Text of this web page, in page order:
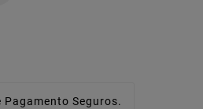
Pagamento Seguros.